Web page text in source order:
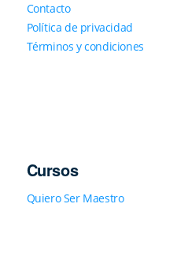
Contacto
Política de privacidad
Términos y condiciones
Cursos
Quiero Ser Maestro